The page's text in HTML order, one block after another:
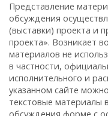
Представление
обсуждения
(выставки) проекта и
проекта». Возникает
материалов не
в частности,
исполнительного и
указанном сайте
текстовые материалы